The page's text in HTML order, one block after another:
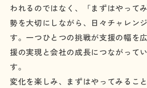
われるのではなく、「まずはやって
勢を大切にしながら、日々チャレン
す。一つひとつの挑戦が支援の幅を
援の実現と会社の成長につながって
す。
変化を楽しみ、まずはやってみるこ